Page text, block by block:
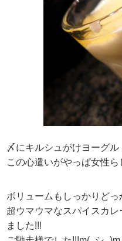
〆にキルシュがけヨーグル
この心遣いがやっぱ女性ら
ボリュームもしっかりどっ
超ウマウマなスパイスカ
ました!!!